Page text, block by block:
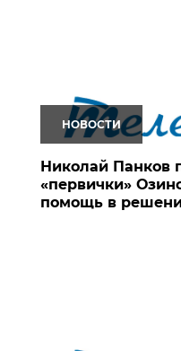
НОВОСТИ
Николай Панков
«первички»
помощь в